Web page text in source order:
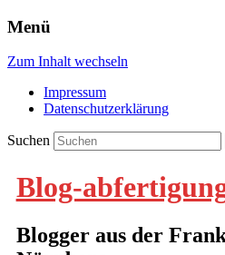
Menü
Zum Inhalt wechseln
Impressum
Datenschutzerklärung
Suchen
Blog-
Blogger aus der